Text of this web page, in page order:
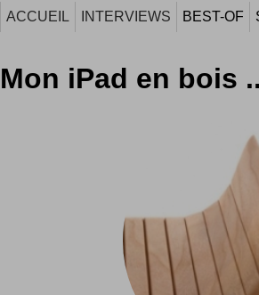
ACCUEIL INTERVIEWS BEST-OF
Mon iPad en bois